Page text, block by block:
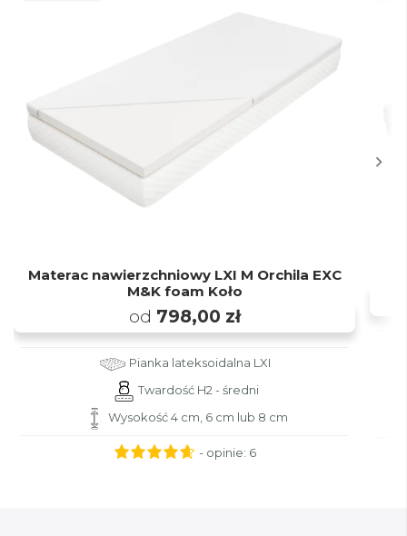
Materac nawierzchniowy LXI M Orchila EXC
M&K foam Koło
od 798,00 zł
Pianka lateksoidalna LXI
Twardość H2 - średni
Wysokość 4 cm, 6 cm lub 8 cm
- opinie: 6